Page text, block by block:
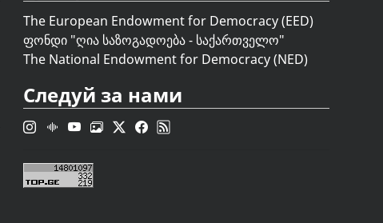
The European Endowment for Democracy (EED)
ფონდი "ღია საზოგადოება - საქართველო"
The National Endowment for Democracy (NED)
Следуй за нами